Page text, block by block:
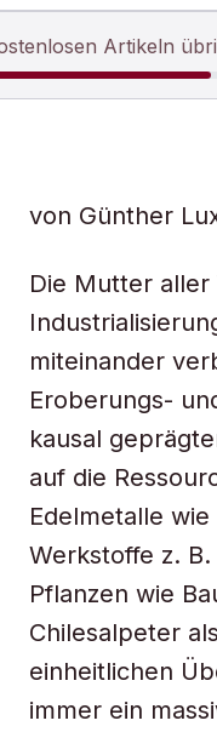
Artikeln
von Günther
Die Mutter aller
miteinander
Eroberungs-
kausal
auf die
Edelmetalle
Werkstoffe z.
Pflanzen wie
Chilesalpeter
einheitlichen
immer ein